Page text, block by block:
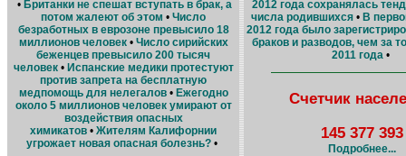
• Британки не спешат вступать в брак, а
потом жалеют об этом • Число
безработных в еврозоне превысило 18
миллионов человек • Число сирийских
беженцев превысило 200 тысяч
человек• Испанские медики протестуют
против запрета на бесплатную
медпомощь для нелегалов• Ежегодно
около 5 миллионов человек умирают от
воздействия опасных
химикатов • Жителям Калифорнии
угрожает новая опасная болезнь? •
2012 года сохранялась
числа родившихся• В
2012 года было
браков и разводов, чем за
2011 года•
Счетчик
145 377 393
Подробнее...